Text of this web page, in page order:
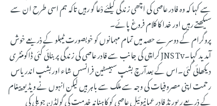
سے کہا کہ وہ فادر عاصی کی اچھی زندگی کیلئے دْعا گو رہیں تاکہ ہم اسی طرح ان سے
سیکھتے رہیں اور خدا کا کلام فروغ پائے۔
پروگرام کے دوسرے حصہ میں تمام مہمانوں کو خوبصورت ٹیبلو کے ذریعے خوش
آمدید کہا۔JNS Tv کراچی کی جانب سے فادر عاصی کی زندگی پر بنائی گئی ڈاکومنٹر ی
دیکھائی گئی۔اس کے بعدآرچ بشپ سبیسٹین فرانسس شاء اوربشپ اندریاس
رحمت اپنی مصروفیات کی وجہ سے ملک سے باہر ہیں لیکن انہوں نے ویڈیو پیغام
کے ذریعے ریورنڈ فادر عمانیوئیل عاصی کو کاہنانہ خدمت کی گولڈن جوبلی کی